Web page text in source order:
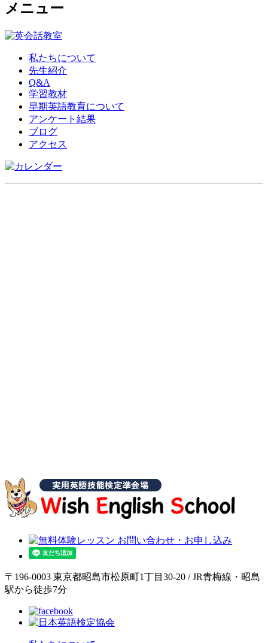
メニュー
私たちについて
先生紹介
Q&A
学習教材
早期英語教育について
アンケート結果
ブログ
アクセス
〒196-0003 東京都昭島市松原町1丁目30-20 / JR青梅線・昭島
駅から徒歩7分